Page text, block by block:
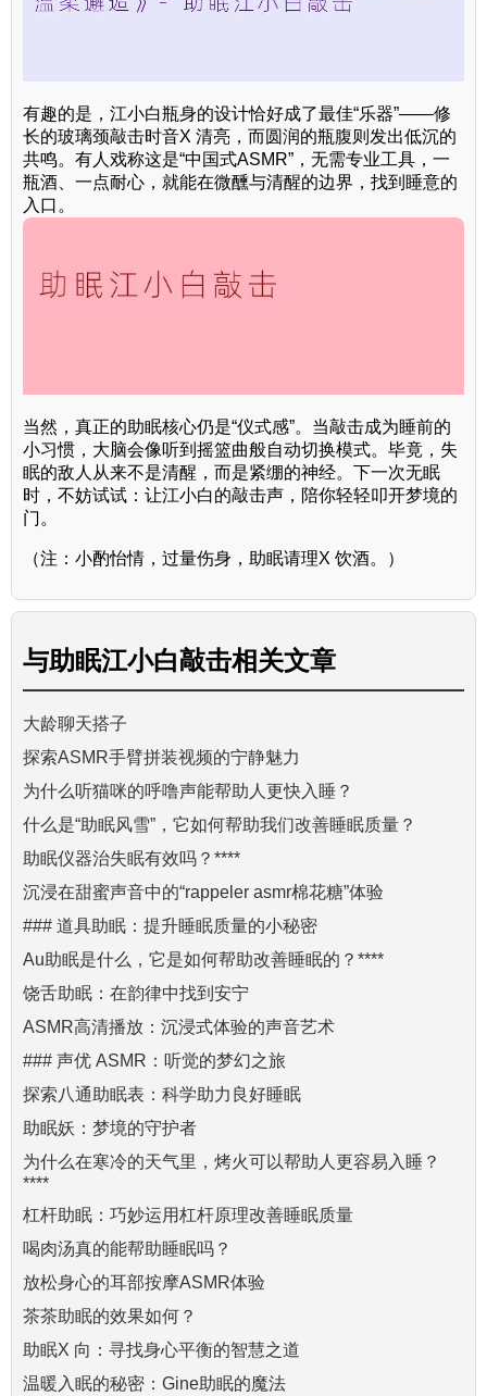
有趣的是，江小白瓶身的设计恰好成了最佳“乐器”——修
长的玻璃颈敲击时音X 清亮，而圆润的瓶腹则发出低沉的
共鸣。有人戏称这是“中国式ASMR”，无需专业工具，一
瓶酒、一点耐心，就能在微醺与清醒的边界，找到睡意的
入口。
当然，真正的助眠核心仍是“仪式感”。当敲击成为睡前的
小习惯，大脑会像听到摇篮曲般自动切换模式。毕竟，失
眠的敌人从来不是清醒，而是紧绷的神经。下一次无眠
时，不妨试试：让江小白的敲击声，陪你轻轻叩开梦境的
门。
（注：小酌怡情，过量伤身，助眠请理X 饮酒。）
与助眠江小白敲击相关文章
大龄聊天搭子
探索ASMR手臂拼装视频的宁静魅力
为什么听猫咪的呼噜声能帮助人更快入睡？
什么是“助眠风雪”，它如何帮助我们改善睡眠质量？
助眠仪器治失眠有效吗？****
沉浸在甜蜜声音中的“rappeler asmr棉花糖”体验
### 道具助眠：提升睡眠质量的小秘密
Au助眠是什么，它是如何帮助改善睡眠的？****
饶舌助眠：在韵律中找到安宁
ASMR高清播放：沉浸式体验的声音艺术
### 声优 ASMR：听觉的梦幻之旅
探索八通助眠表：科学助力良好睡眠
助眠妖：梦境的守护者
为什么在寒冷的天气里，烤火可以帮助人更容易入睡？
****
杠杆助眠：巧妙运用杠杆原理改善睡眠质量
喝肉汤真的能帮助睡眠吗？
放松身心的耳部按摩ASMR体验
茶茶助眠的效果如何？
助眠X 向：寻找身心平衡的智慧之道
温暖入眠的秘密：Gine助眠的魔法